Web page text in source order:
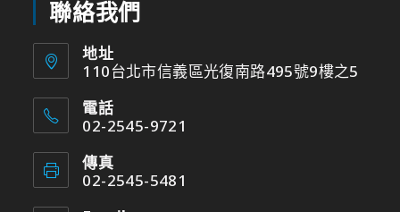
聯絡我們
地址
110台北市信義區光復南路495號9樓之5
電話
02-2545-9721
傳真
02-2545-5481